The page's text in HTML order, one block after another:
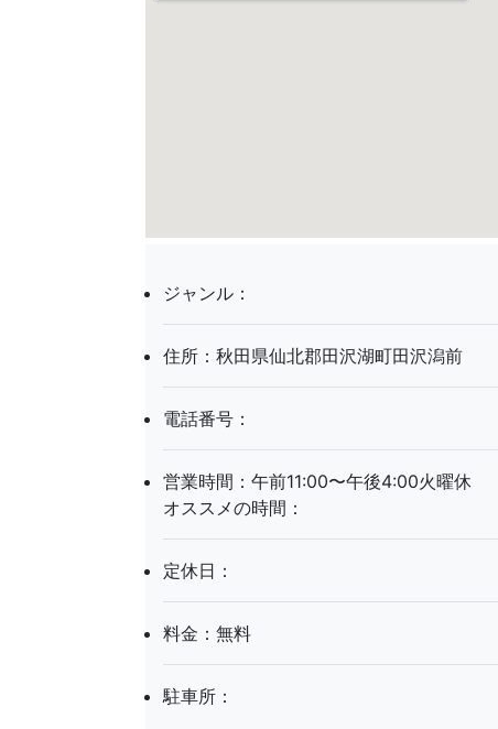
ジャンル：
住所：秋田県仙北郡田沢湖町田沢潟前
電話番号：
営業時間：午前11:00〜午後4:00火曜休
オススメの時間：
定休日：
料金：無料
駐車所：